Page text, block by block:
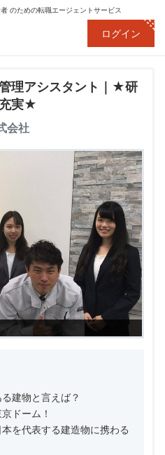
のための転職エージェントサービス
ログイン
管理アシスタント｜★研
実★
会社
建物と言えば？
ドーム！
を代表する建造物に携わる